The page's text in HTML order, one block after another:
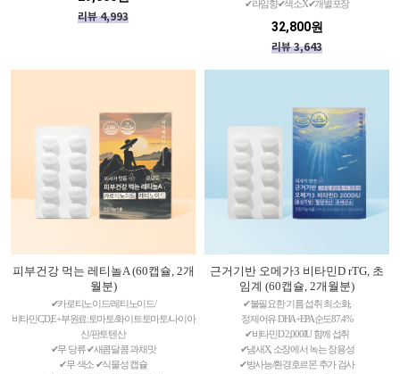
리뷰 4,993
✔라임향✔색소X✔개별포장
32,800원
리뷰 3,643
피부건강 먹는 레티놀A (60캡슐, 2개
월분)
✔카로티노이드/레티노이드/
비타민C,D,E+부원료:토마토/화이트토마토/나이아
신/판토텐산
✔무 당류 ✔새콤달콤 과채맛
✔무 색소 ✔식물성 캡슐
근거기반 오메가3 비타민D rTG, 초
임계 (60캡슐, 2개월분)
✔불필요한 기름 섭취 최소화,
정제어유 DHA+EPA순도87.4%
✔비타민D 2,000IU 함께 섭취
✔냄새X, 소장에서 녹는 장용성
✔방사능/환경호르몬 추가 검사